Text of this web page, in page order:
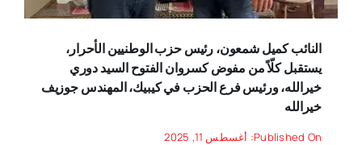
النائب كميل شمعون، رئيس حزب الوطنيين الأحرار،
يستقبل كلّاً من مفوض كسروان الفتوح السيد دوري
خيرالله، ورئيس فرع الحزب في كيبيك، المهندس جوزيف
خيرالله
Published On: أغسطس 11, 2025